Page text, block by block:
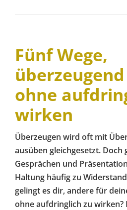
Fünf Wege,
ohne
wirken
Überzeugen wird oft mit
ausüben gleichgesetzt. Doch
Gesprächen und
Haltung häufig zu
gelingt es dir, andere für
ohne aufdringlich zu wirken?